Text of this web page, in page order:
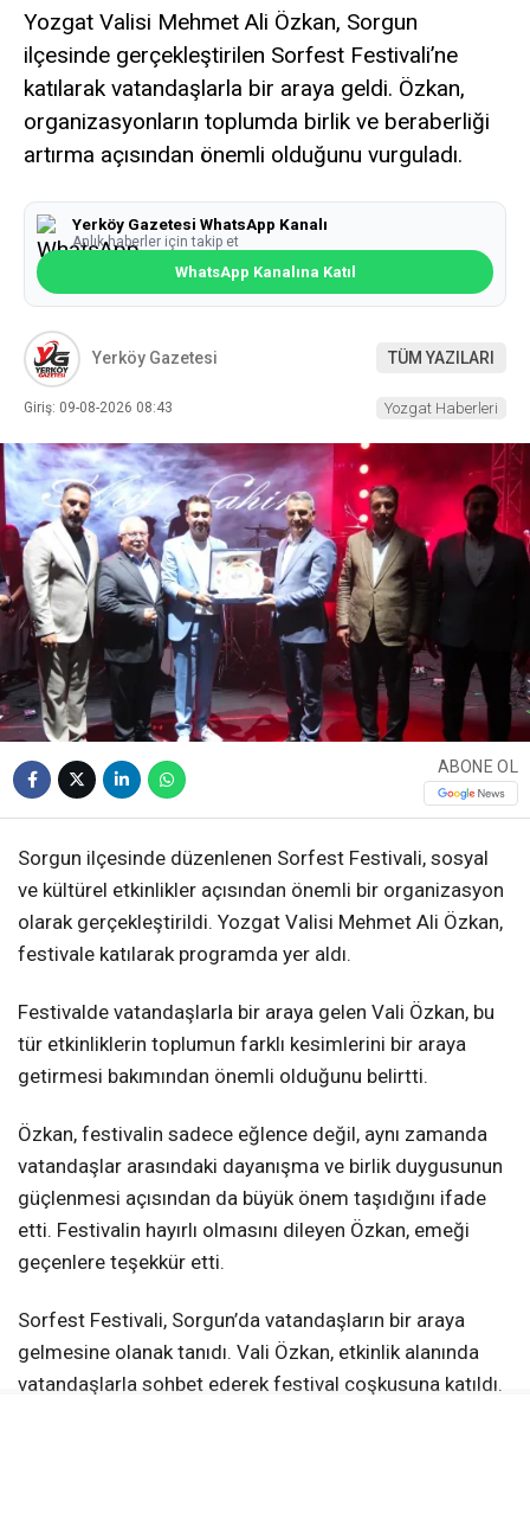
Yozgat Valisi Mehmet Ali Özkan, Sorgun
ilçesinde gerçekleştirilen Sorfest Festivali’ne
katılarak vatandaşlarla bir araya geldi. Özkan,
organizasyonların toplumda birlik ve beraberliği
artırma açısından önemli olduğunu vurguladı.
Yerköy Gazetesi WhatsApp Kanalı
Anlık haberler için takip et
WhatsApp Kanalına Katıl
Yerköy Gazetesi TÜM YAZILARI
Giriş: 09-08-2026 08:43 Yozgat Haberleri
ABONE OL
Sorgun ilçesinde düzenlenen Sorfest Festivali, sosyal
ve kültürel etkinlikler açısından önemli bir organizasyon
olarak gerçekleştirildi. Yozgat Valisi Mehmet Ali Özkan,
festivale katılarak programda yer aldı.
Festivalde vatandaşlarla bir araya gelen Vali Özkan, bu
tür etkinliklerin toplumun farklı kesimlerini bir araya
getirmesi bakımından önemli olduğunu belirtti.
Özkan, festivalin sadece eğlence değil, aynı zamanda
vatandaşlar arasındaki dayanışma ve birlik duygusunun
güçlenmesi açısından da büyük önem taşıdığını ifade
etti. Festivalin hayırlı olmasını dileyen Özkan, emeği
geçenlere teşekkür etti.
Sorfest Festivali, Sorgun’da vatandaşların bir araya
gelmesine olanak tanıdı. Vali Özkan, etkinlik alanında
vatandaşlarla sohbet ederek festival coşkusuna katıldı.